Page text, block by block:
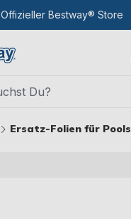
Offizieller Bestway® Store
Ersatz-Folien für Pools